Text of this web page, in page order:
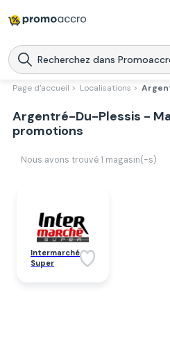
Magasins
Produits
Télécharge l’application
Promoaccro
Page d'accueil > Localisations >
Argentré-Du-Plessis -
promotions
Nous avons trouvé 1 magasin(-s)
Intermarché
Super